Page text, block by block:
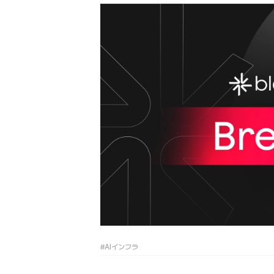
#AIインフラ